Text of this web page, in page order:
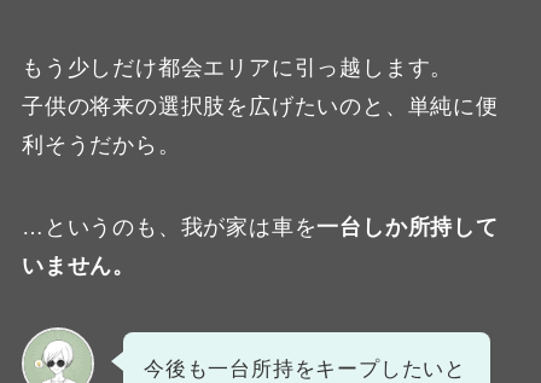
もう少しだけ都会エリアに引っ越します。
子供の将来の選択肢を広げたいのと、単純に便
利そうだから。
…というのも、我が家は車を一台しか所持して
いません。
今後も一台所持をキープしたいと